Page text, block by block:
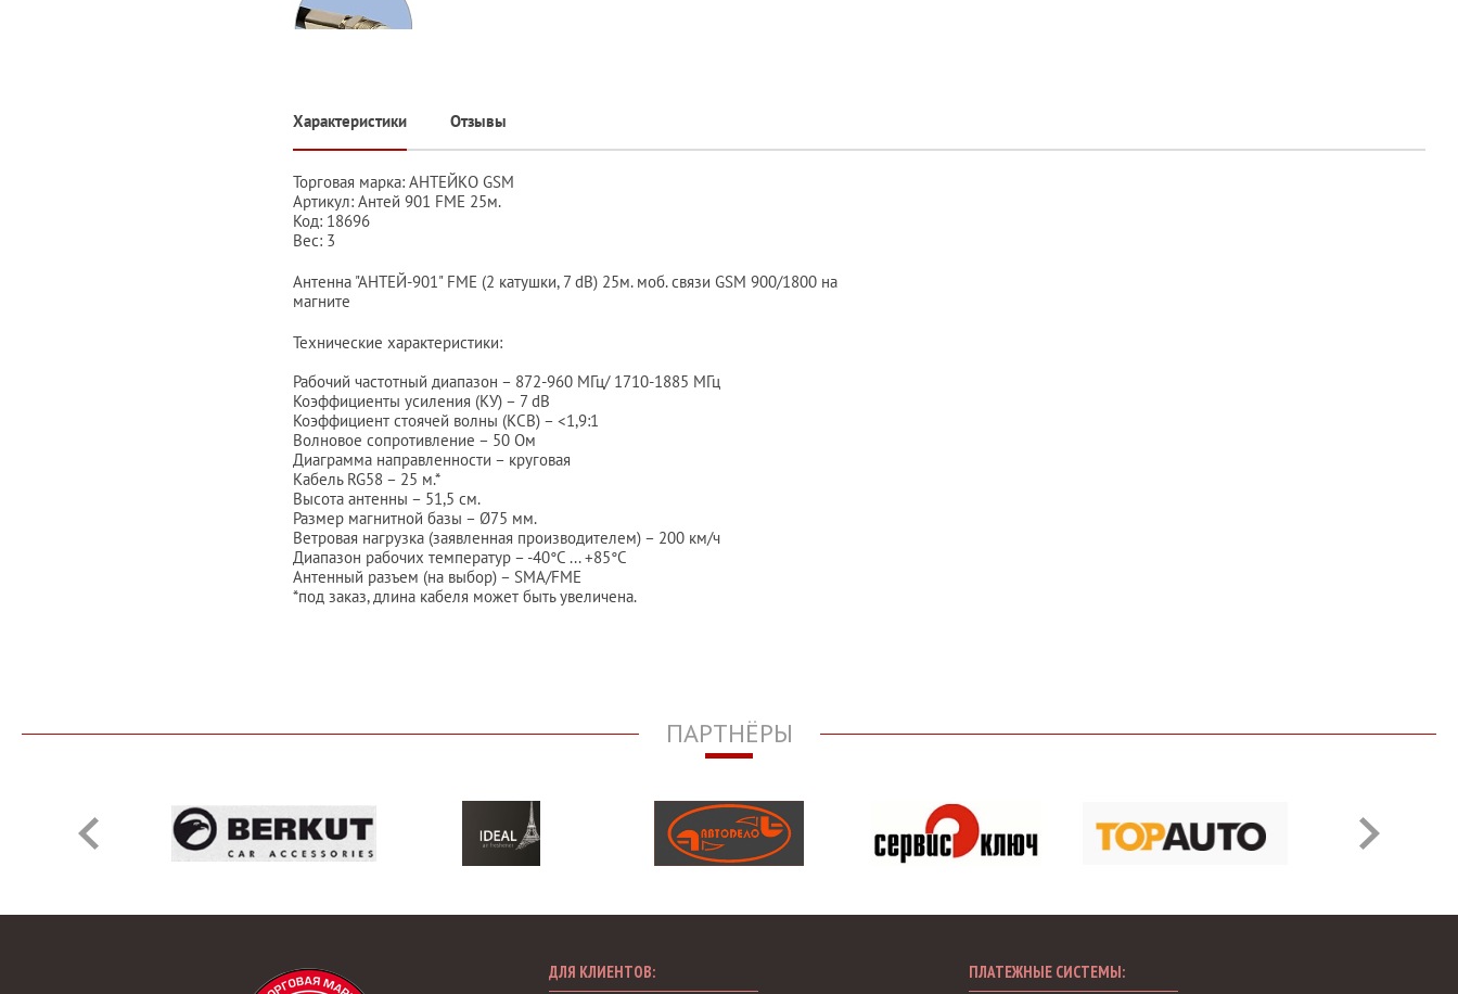
Характеристики Отзывы
Торговая марка: АНТЕЙКО GSM
Артикул: Антей 901 FME 25м.
Код: 18696
Вес: 3
Антенна "АНТЕЙ-901" FME (2 катушки, 7 dB) 25м. моб. связи GSM 900/1800 на
магните
Технические характеристики:
Рабочий частотный диапазон – 872-960 МГц/ 1710-1885 МГц
Коэффициенты усиления (КУ) – 7 dB
Коэффициент стоячей волны (КСВ) – <1,9:1
Волновое сопротивление – 50 Ом
Диаграмма направленности – круговая
Кабель RG58 – 25 м.*
Высота антенны – 51,5 см.
Размер магнитной базы – Ø75 мм.
Ветровая нагрузка (заявленная производителем) – 200 км/ч
Диапазон рабочих температур – -40°C ... +85°C
Антенный разъем (на выбор) – SMA/FME
*под заказ, длина кабеля может быть увеличена.
ПАРТНЁРЫ
ДЛЯ КЛИЕНТОВ: ПЛАТЕЖНЫЕ СИСТЕМЫ: